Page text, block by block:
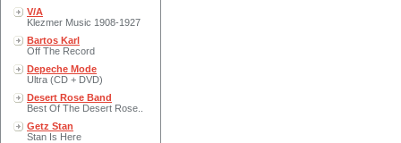
V/A
Klezmer Music 1908-1927
Bartos Karl
Off The Record
Depeche Mode
Ultra (CD + DVD)
Desert Rose Band
Best Of The Desert Rose..
Getz Stan
Stan Is Here